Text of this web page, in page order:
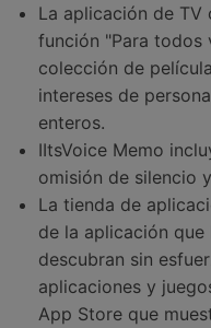
La aplicación de TV
función "Para todos
colección de
intereses de
enteros.
IItsVoice Memo
omisión de silencio
La tienda de
de la aplicación que
descubran sin
aplicaciones y
App Store que